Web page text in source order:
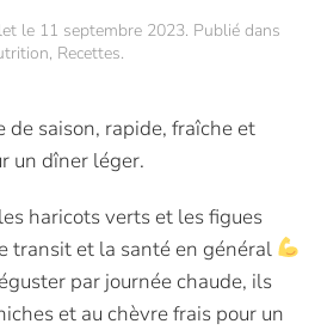
le 11 septembre 2023. Publié dans
, Recettes.
saison, rapide, fraîche et
un dîner léger.
haricots verts et les figues
transit et la santé en général
par journée chaude, ils
et au chèvre frais pour un